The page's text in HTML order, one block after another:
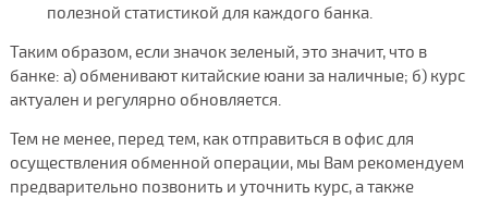
полезной статистикой для каждого банка.
Таким образом, если значок зеленый, это значит, что в
банке: а) обменивают китайские юани за наличные; б) курс
актуален и регулярно обновляется.
Тем не менее, перед тем, как отправиться в офис для
осуществления обменной операции, мы Вам рекомендуем
предварительно позвонить и уточнить курс, а также